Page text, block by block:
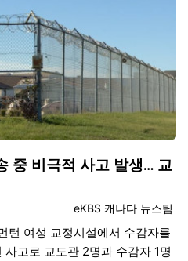
중 비극적 사고 발생… 교
등록자
eKBS 캐나다 뉴스팀
턴 여성 교정시설에서 수감자를
고로 교도관 2명과 수감자 1명